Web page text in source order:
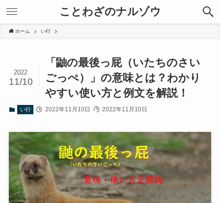
ことわざのナルゾウ
ホーム い行
「鼬の最後っ屁（いたちのさい
ごっぺ）」の意味とは？わかり
やすい使い方と例文を解説！
2022
11/10
い行 2022年11月10日 2022年11月10日